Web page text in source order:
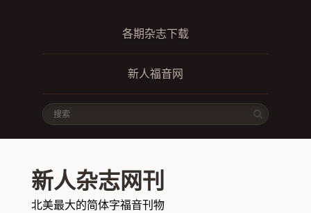
各期杂志下载
新人福音网
新人杂志网刊
北美最大的简体字福音刊物